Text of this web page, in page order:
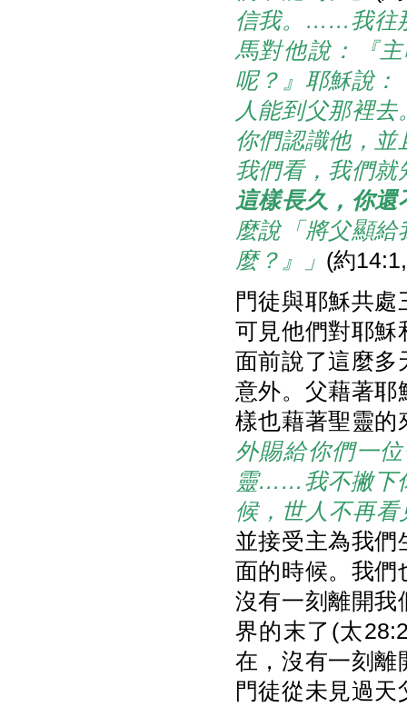
信我。……我往
馬對他說：『
呢？』耶穌說：
人能到父那裡
你們認識他，
我們看，我們就
這樣長久，你還
麼說「將父顯
麼？』」 (約
門徒與耶穌共
可見他們對耶穌
面前說了這麼多
意外。父藉著耶
樣也藉著聖靈的
外賜給你們一
靈……我不撇下
候，世人不再
並接受主為我們
面的時候。我們
沒有一刻離開我
界的末了(太
在，沒有一刻離
門徒從未見過天